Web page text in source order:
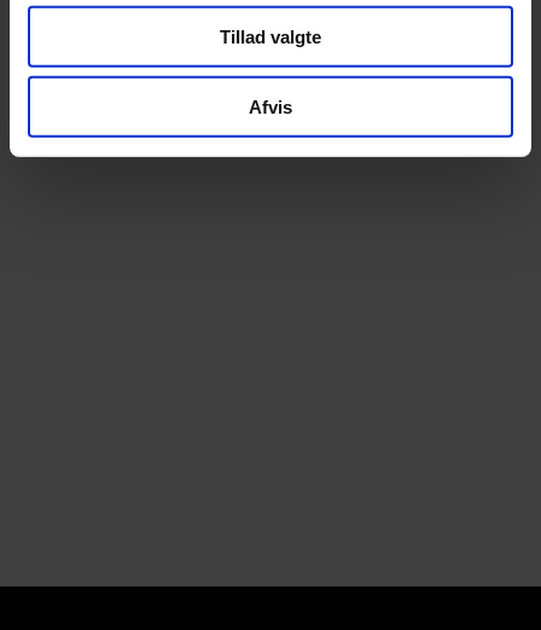
Tillad valgte
Afvis